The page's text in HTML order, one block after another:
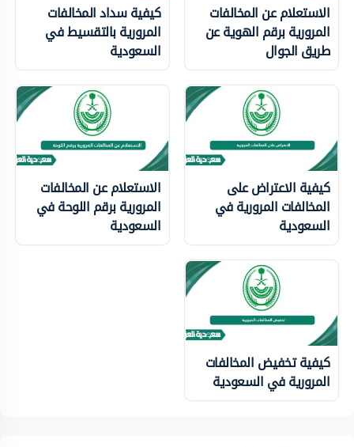
الاستعلام عن المخالفات
المرورية برقم الهوية عن
طريق الجوال
كيفية سداد المخالفات
المرورية بالتقسيط في
السعودية
كيفية الاعتراض على
المخالفات المرورية في
السعودية
الاستعلام عن المخالفات
المرورية برقم اللوحة في
السعودية
كيفية تخفيض المخالفات
المرورية في السعودية